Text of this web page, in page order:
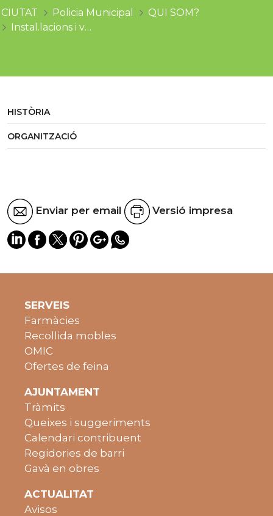
CIUTAT Policia Municipal
QUI SOM?
Instal.lacions i vehicles
HISTÒRIA
ORGANITZACIÓ
Enviar per email Versió impresa
SERVEIS
Farmàcies
Recollida mobles
OMIC
Ofertes de feina
AJUNTAMENT
Tràmits
Queixes i suggeriments
Calendari contribuent
Regidories de barri
Gavà en obres
ACTUALITAT
Avisos